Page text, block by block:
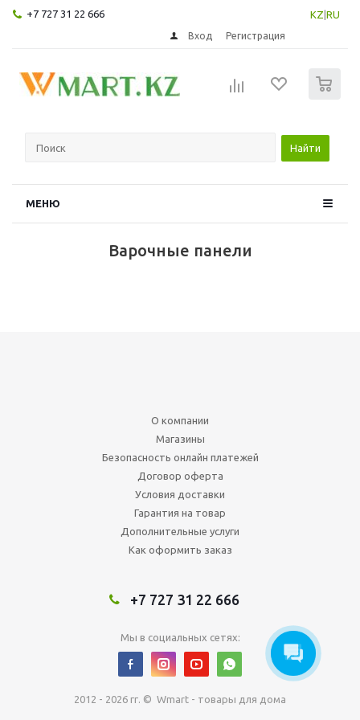
+7 727 31 22 666 KZ RU
Вход Регистрация
Найти
МЕНЮ
Варочные панели
О компании
Магазины
Безопасность онлайн платежей
Договор оферта
Условия доставки
Гарантия на товар
Дополнительные услуги
Как оформить заказ
+7 727 31 22 666
Мы в социальных сетях:
2012 - 2026 гг. © Wmart - товары для дома